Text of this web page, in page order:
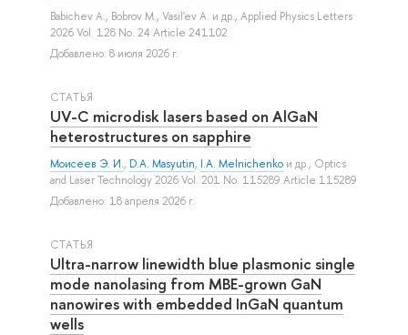
Babichev A., Bobrov M., Vasil'ev A. и др., Applied Physics Letters
2026 Vol. 128 No. 24 Article 241102
Добавлено: 8 июля 2026 г.
СТАТЬЯ
UV-C microdisk lasers based on AlGaN
heterostructures on sapphire
Моисеев Э. И., D.A. Masyutin, I.A. Melnichenko и др., Optics
and Laser Technology 2026 Vol. 201 No. 115289 Article 115289
Добавлено: 18 апреля 2026 г.
СТАТЬЯ
Ultra-narrow linewidth blue plasmonic single
mode nanolasing from MBE-grown GaN
nanowires with embedded InGaN quantum
wells